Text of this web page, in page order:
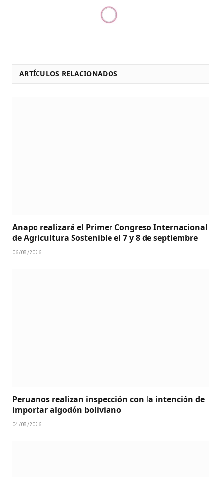
ARTÍCULOS RELACIONADOS
Anapo realizará el Primer Congreso Internacional
de Agricultura Sostenible el 7 y 8 de septiembre
06/08/2026
Peruanos realizan inspección con la intención de
importar algodón boliviano
04/08/2026